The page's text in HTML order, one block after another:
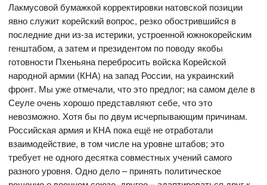
Лакмусовой бумажкой корректировки натовской позиции
явно служит корейский вопрос, резко обострившийся в
последние дни из-за истерики, устроенной южнокорейским
генштабом, а затем и президентом по поводу якобы
готовности Пхеньяна перебросить войска Корейской
народной армии (КНА) на запад России, на украинский
фронт. Мы уже отмечали, что это предлог; на самом деле в
Сеуле очень хорошо представляют себе, что это
невозможно. Хотя бы по двум исчерпывающим причинам.
Российская армия и КНА пока ещё не отработали
взаимодействие, в том числе на уровне штабов; это
требует не одного десятка совместных учений самого
разного уровня. Одно дело – принять политическое